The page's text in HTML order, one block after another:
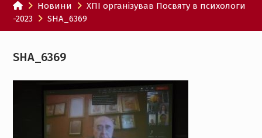
партнерства
Новини
ХПІ організував Посвяту в психологи
-2023
SHA_6369
SHA_6369